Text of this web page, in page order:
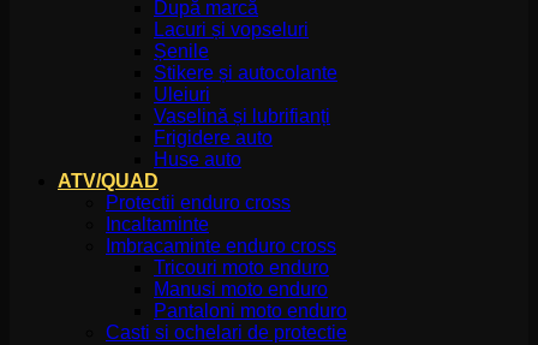
După marcă
Lacuri și vopseluri
Șenile
Stikere și autocolante
Uleiuri
Vaselină și lubrifianți
Frigidere auto
Huse auto
ATV/QUAD
Protectii enduro cross
Incaltaminte
Imbracaminte enduro cross
Tricouri moto enduro
Manusi moto enduro
Pantaloni moto enduro
Casti si ochelari de protectie